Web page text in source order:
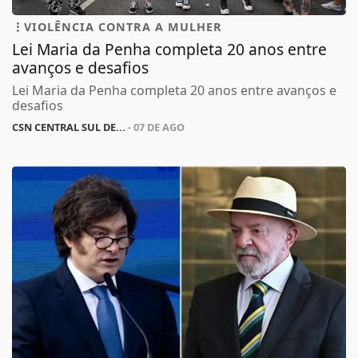
VIOLÊNCIA CONTRA A MULHER
Lei Maria da Penha completa 20 anos entre
avanços e desafios
Lei Maria da Penha completa 20 anos entre avanços e
desafios
CSN CENTRAL SUL DE... - 07 DE AGO